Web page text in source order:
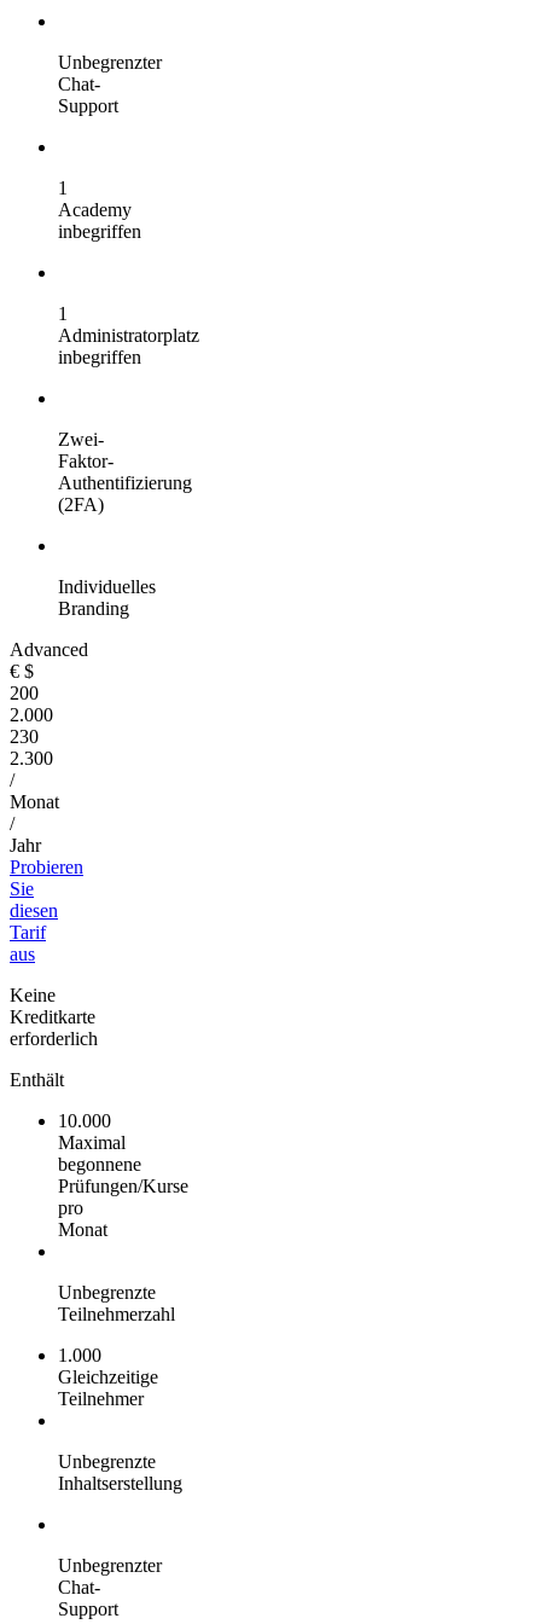
Unbegrenzter
Chat-
Support
1
Academy
inbegriffen
1
Administratorplatz
inbegriffen
Zwei-
Faktor-
Authentifizierung
(2FA)
Individuelles
Branding
Advanced
€ $
200
2.000
230
2.300
/
Monat
/
Jahr
Probieren
Sie
diesen
Tarif
aus
Keine
Kreditkarte
erforderlich
Enthält
10.000
Maximal
begonnene
Prüfungen/Kurse
pro
Monat
Unbegrenzte
Teilnehmerzahl
1.000
Gleichzeitige
Teilnehmer
Unbegrenzte
Inhaltserstellung
Unbegrenzter
Chat-
Support